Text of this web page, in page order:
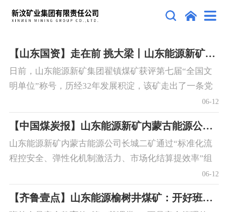
【山东国资】走在前 挑大梁丨山东能源新矿集团翟镇煤矿：用文明底色绘就企业发展和美画卷
日前，山东能源新矿集团翟镇煤矿获评第七届“全国文
明单位”称号，历经32年发展积淀，该矿走出了一条党
建引领、文明支撑的特色发展之路，谱写出新时代文明
实践的翟煤答卷。
06-12
【中国煤炭报】山东能源新矿内蒙古能源公司长城二矿 规范化管理弹性化机制 激活零星工程创效动能
山东能源新矿内蒙古能源公司长城二矿通过“标准化流
程控安全、弹性化机制激活力、市场化结算提效率”组
合拳，既为破解零星工程管理难题提供了新思路，又开
辟了降本增效新路径。
06-12
【齐鲁壹点】山东能源榆树井煤矿：开好班前会，筑牢安全生产“第一关”